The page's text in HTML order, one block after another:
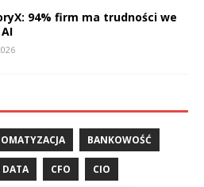
94% firm ma trudności we
BANKOWOŚĆ
DATA CFO CIO